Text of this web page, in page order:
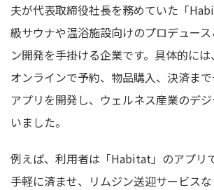
夫が代表取締役社長を務めていた「
級サウナや温浴施設向けのプロデュー
ン開発を手掛ける企業です。具体的に
オンラインで予約、物品購入、決済ま
アプリを開発し、ウェルネス産業のデ
いました。
例えば、利用者は「Habitat」のアプリ
手軽に済ませ、リムジン送迎サービス